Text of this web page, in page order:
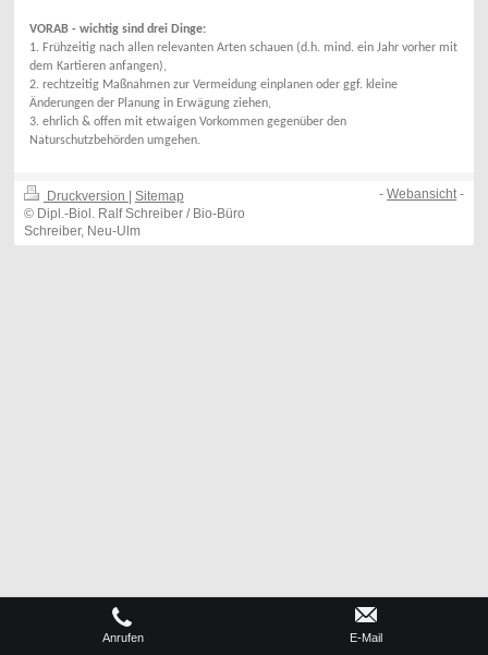
VORAB - wichtig sind drei Dinge:
1. Frühzeitig nach allen relevanten Arten schauen (d.h. mind. ein Jahr vorher mit
dem Kartieren anfangen),
2. rechtzeitig Maßnahmen zur Vermeidung einplanen oder ggf. kleine
Änderungen der Planung in Erwägung ziehen,
3. ehrlich & offen mit etwaigen Vorkommen gegenüber den
Naturschutzbehörden umgehen.
Druckversion
Sitemap
© Dipl.-Biol. Ralf Schreiber / Bio-Büro
Schreiber, Neu-Ulm
-Webansicht-
Anrufen E-Mail